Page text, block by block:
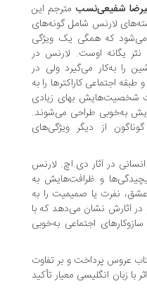
مترجم این
شامل گونه‌های
که همگی یک ویژگی
اوست. لارنس در
می‌گیرد ولی در
کاراکترها را به
بهای زیادی
طراحی می‌شوند.
از دیگر ویژگی‌های
آثار دی.اچ. لارنس
و ظرافت‌هایش به
یا صمیمیت را به
نشان می‌دهد که با
اجتماعی به‌خوبی
پرداخت و بر تفاوت
انگلیسی معیار تأکید